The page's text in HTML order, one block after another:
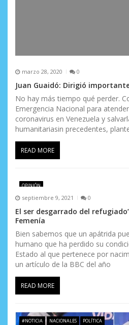
marzo 28, 2020 0
Juan Guaidó: Dirigió
No hay más tiempo qué perder.
Emergencia Nacional para
coronavirus en Venezuela y
humanitariasin precedentes,
READ MORE
OPINIÓN
septiembre 9, 2021 0
El ser desgarrado del
Femenía
Bien sabemos que un apátrida
humano que ha perdido su
Estado al que pertenece por
un artículo de la BBC del año
READ MORE
#NOTICIA NACIONALES POLÍTICA